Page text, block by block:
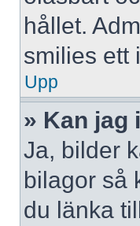
hållet.
smilies ett
Upp
» Kan jag
Ja, bilder
bilagor så
du länka